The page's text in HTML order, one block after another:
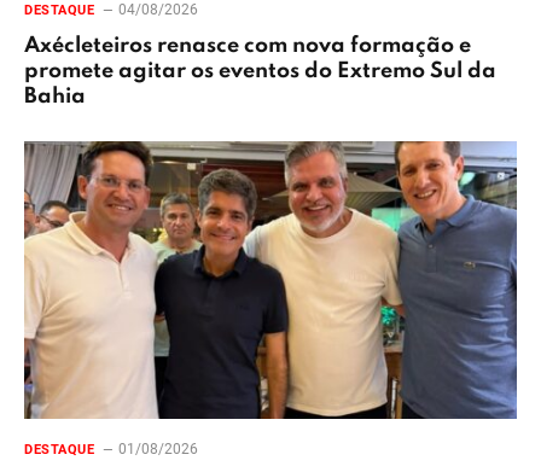
DESTAQUE 04/08/2026
Axécleteiros renasce com nova formação e
promete agitar os eventos do Extremo Sul da
Bahia
DESTAQUE 01/08/2026